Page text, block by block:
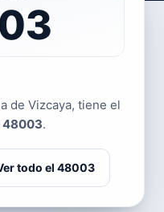
de Vizcaya, tiene el
48003.
todo el 48003